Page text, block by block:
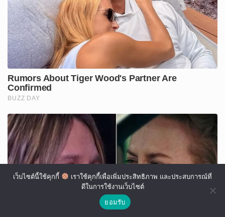
เว็บไซต์นี้ใช้คุกกี้
เราใช้คุกกี้เพื่อเพิ่มประสิทธิภาพ และประสบการณ์ที่
ดีในการใช้งานเว็บไซต์
ยอมรับ